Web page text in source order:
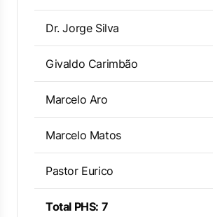
Dr. Jorge Silva
Givaldo Carimbão
Marcelo Aro
Marcelo Matos
Pastor Eurico
Total PHS: 7